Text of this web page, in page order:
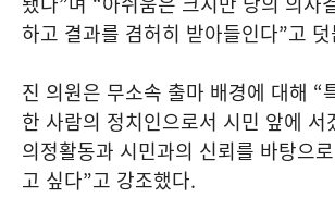
하고 결과를 겸허히 받아들인다”고
진 의원은 무소속 출마 배경에 대해 “
한 사람의 정치인으로서 시민 앞에 서
의정활동과 시민과의 신뢰를 바탕으
고 싶다”고 강조했다.